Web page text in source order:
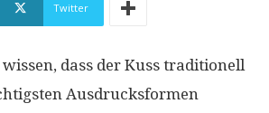
Twitter
dass der Kuss traditionell
Ausdrucksformen